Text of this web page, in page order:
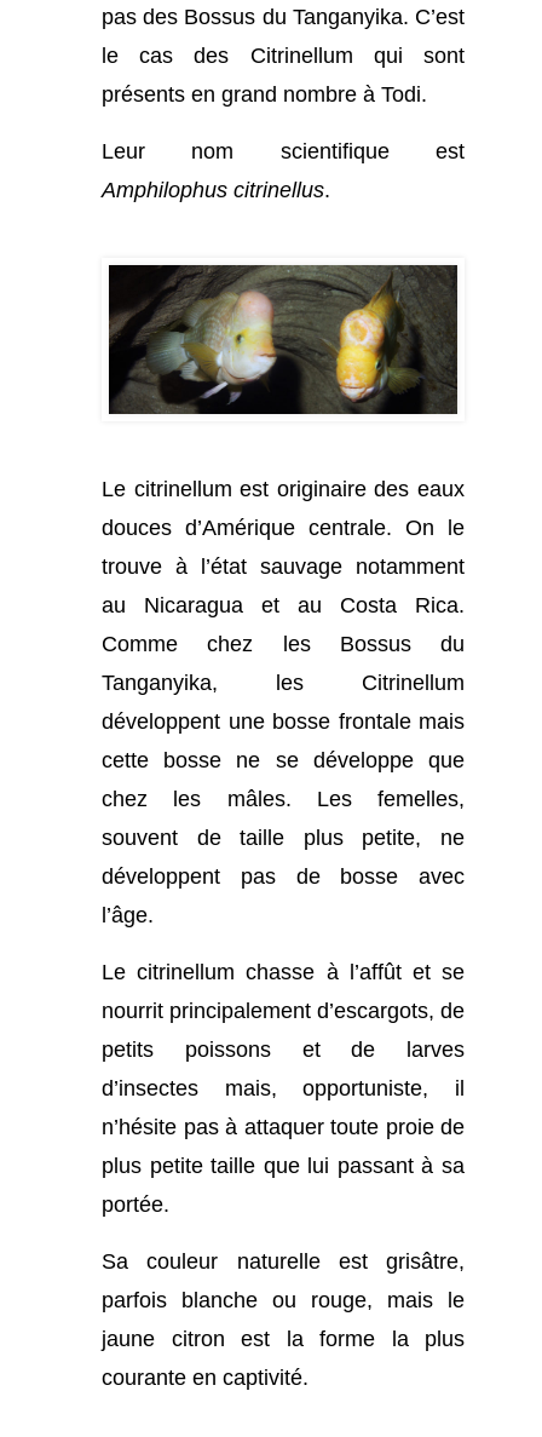
pas des Bossus du Tanganyika. C’est
le cas des Citrinellum qui sont
présents en grand nombre à Todi.
Leur nom scientifique est
Amphilophus citrinellus.
Le citrinellum est originaire des eaux
douces d’Amérique centrale. On le
trouve à l’état sauvage notamment
au Nicaragua et au Costa Rica.
Comme chez les Bossus du
Tanganyika, les Citrinellum
développent une bosse frontale mais
cette bosse ne se développe que
chez les mâles. Les femelles,
souvent de taille plus petite, ne
développent pas de bosse avec
l’âge.
Le citrinellum chasse à l’affût et se
nourrit principalement d’escargots, de
petits poissons et de larves
d’insectes mais, opportuniste, il
n’hésite pas à attaquer toute proie de
plus petite taille que lui passant à sa
portée.
Sa couleur naturelle est grisâtre,
parfois blanche ou rouge, mais le
jaune citron est la forme la plus
courante en captivité.